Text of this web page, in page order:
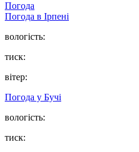
Погода
Погода в Ірпені
вологість:
тиск:
вітер:
Погода у Бучі
вологість:
тиск: